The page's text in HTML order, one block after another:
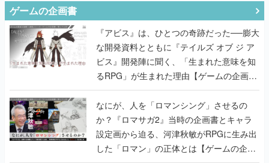
ゲームの企画書
『アビス』は、ひとつの奇跡だった──膨大
な開発資料とともに『テイルズ オブ ジ ア
ビス』開発陣に聞く、「生まれた意味を知
るRPG」が生まれた理由【ゲームの企画
書】
なにが、人を「ロマンシング」させるの
か？『ロマサガ2』当時の企画書とキャラ
設定画から迫る、河津秋敏がRPGに生み出
した「ロマン」の正体とは【ゲームの企画